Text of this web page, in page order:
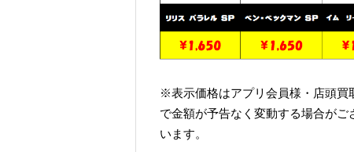
※表示価格はアプリ会員様・店頭買
で金額が予告なく変動する場合が
います。